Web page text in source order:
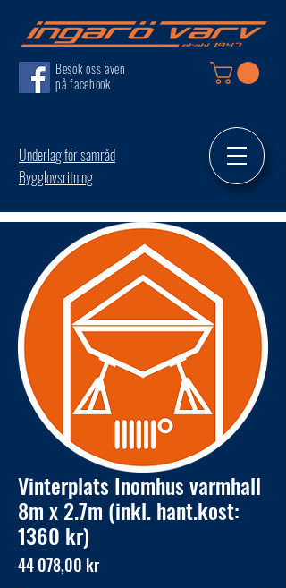
Besök oss även
på facebook
Underlag för samråd
Bygglovsritning
Vinterplats Inomhus varmhall
8m x 2.7m (inkl. hant.kost:
1360 kr)
44 078,00 krPris